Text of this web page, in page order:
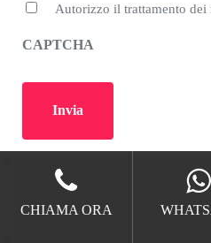
Autorizzo il trattamento dei
CAPTCHA
Disinfestazione Zucchet
Disinfestazione Zucchet
CHIAMA ORA